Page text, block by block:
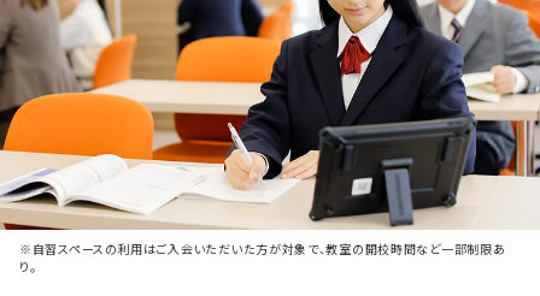
※自習スペースの利用はご入会いただいた方が対象で、教室の開校時間など一部制限あ
り。